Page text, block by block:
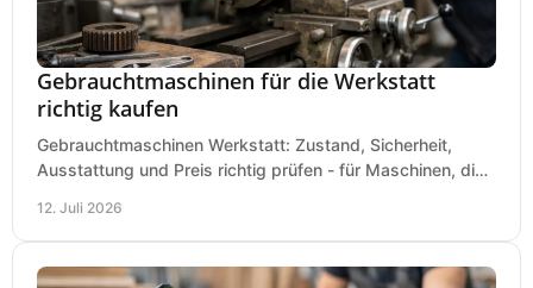
Gebrauchtmaschinen für die Werkstatt
richtig kaufen
Gebrauchtmaschinen Werkstatt: Zustand, Sicherheit,
Ausstattung und Preis richtig prüfen - für Maschinen, die
12. Juli 2026